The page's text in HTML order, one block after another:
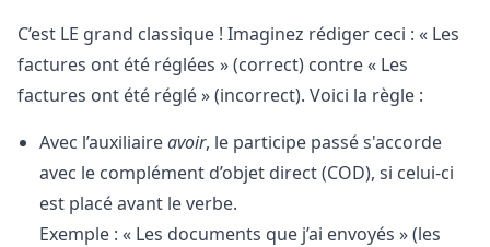
C’est LE grand classique ! Imaginez rédiger ceci : « Les
factures ont été réglées » (correct) contre « Les
factures ont été réglé » (incorrect). Voici la règle :
Avec l’auxiliaireavoir, le participe passé s'accorde
avec le complément d’objet direct (COD), si celui-ci
est placé avant le verbe.
Exemple : « Les documents que j’ai envoyés » (les